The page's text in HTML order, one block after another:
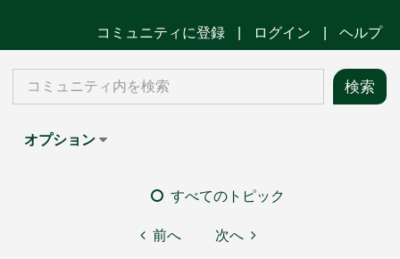
コミュニティに登録 ログイン ヘルプ
オプション
すべてのトピック
前へ 次へ